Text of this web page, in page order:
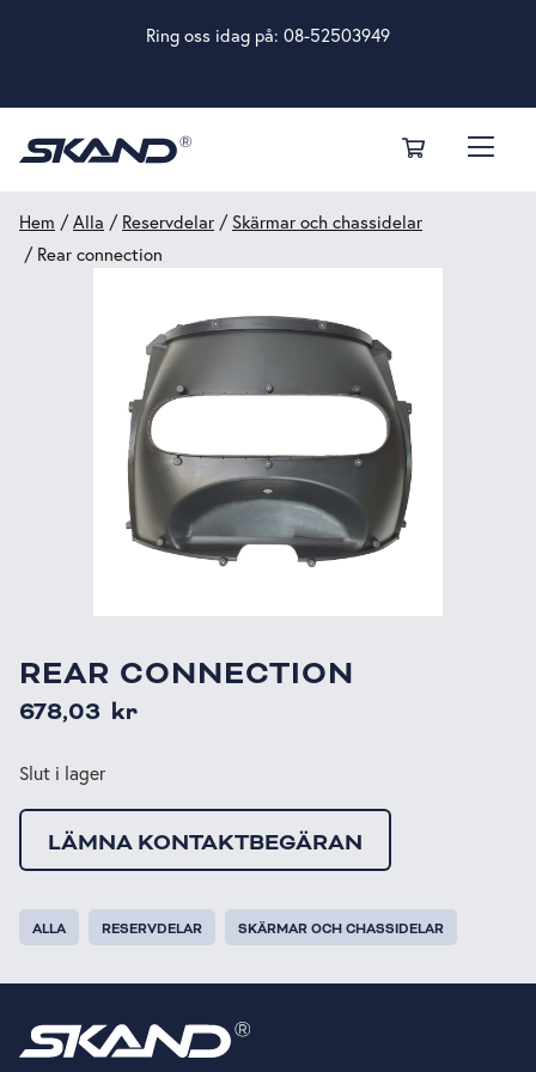
Ring oss idag på: 08-52503949
Hem /Alla / Reservdelar / Skärmar och chassidelar
/ Rear connection
REAR CONNECTION
678,03 kr
Slut i lager
LÄMNA KONTAKTBEGÄRAN
ALLA RESERVDELAR SKÄRMAR OCH CHASSIDELAR